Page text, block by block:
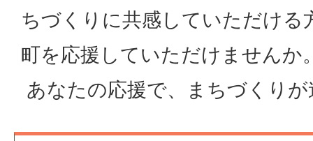
ちづくりに共感していただける
町を応援していただけませんか
あなたの応援で、まちづくり